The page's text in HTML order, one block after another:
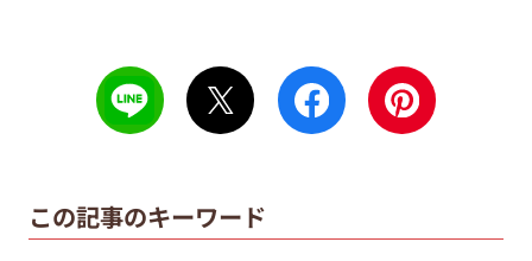
この記事のキーワード